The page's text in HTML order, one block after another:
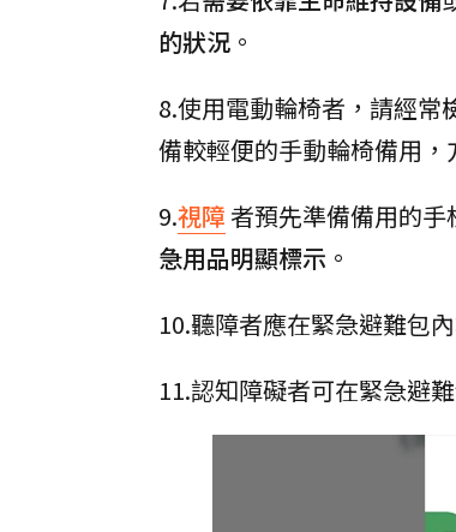
的狀況 。
8.使用電動輪椅者，請經常
備較輕便的手動輪椅備用，
9.視障 者預先準備備用的手
急用品明顯標示 。
10.聽障者應在緊急避難包內
11.認知障礙者可在緊急避